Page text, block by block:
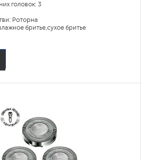
головок: 3
Роторна
бритье,сухое бритье